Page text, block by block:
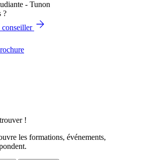
?
conseiller
!
les formations, événements,